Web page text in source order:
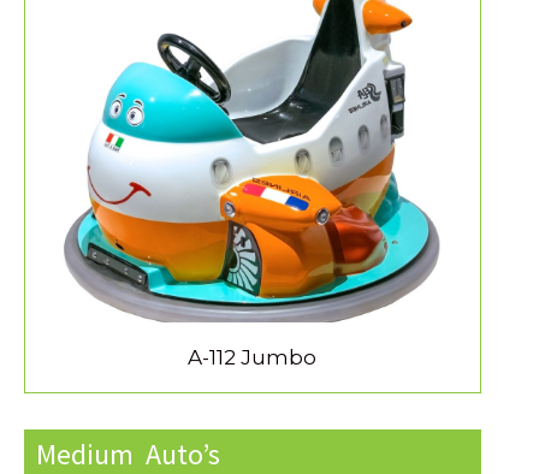
MEER INFORMATIE
A-112 Jumbo
Medium Auto’s